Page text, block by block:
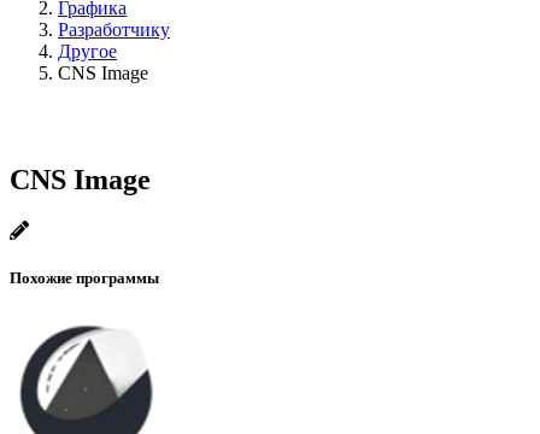
Графика
Разработчику
Другое
CNS Image
CNS Image
Похожие программы